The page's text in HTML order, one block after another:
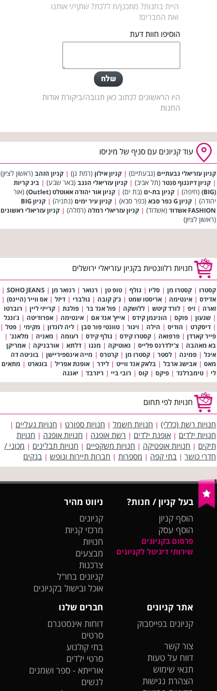
היית בחנות? מתכנן/ת ללכת? שתף/י אותנו
ואת החברים!
הוסיפו חוות דעת
היו הראשונים לכתוב כאן תגובה/ביקורת אודות
החנות
עוד קניונים עם סניף של מיניסו
קניון עזריאלי גבעתיים (גבעתיים) | קניון אילון (רמת גן) | קניון הזהב (ראשון לציון)
| קניון דיזנגוף סנטר (תל אביב) | קניון עזריאלי הנגב (באר שבע) | ביג קריות
(BIG)
(חיפה) | קניון בת-ים (בת ים) | קניון אור יהודה אאוטלט (Outlet)
(אור
יהודה) | קניון G כפר סבא (כפר סבא) | קניון עיר ימים (נתניה) |
קניון BIG
FASHION אשדוד
(אשדוד) | קניון עזריאלי רמלה (רמלה) | קניון עזריאלי ראשונים
(ראשון לציון)
חנויות רלוונטיות בקניון עזריאלי ירושלים
קסטרו | קסטרו מן | סליו | גולף | טופ טן | רנואר | רנואר מן |
SOHO JEANS
|
אדידס | אינטימה | אריסטו שמט | ג'ק קובה | גולברי | דיזל | אס ווייר (היינס) |
זארה | זיפ | לורד קיטש | ללושקה | פול אנד בר | פולגת | קרייזי ליין | רוברטו
| שגעון | פוקס | הוניגמן קידס | אייץ' אנד אם | אינטימה | אפרודיטה | ג'ונגל
| דיסקרט | הודיס | הילה | ויגור | טוונטי פור סבן | ליה לונדון | מקימי | פטל |
פייר קארדן | פרפואה | קסטרו קידס | גולף קידס | רעומה | מאניה | מלאנג' |
בא מאהבה | צ'ילדרנס פלייס | נאוטיקה | מנגו | דלתא | אורבניקה | אמריקן
איגל | פמינה | לסטר | קסטרו מן | קרטרס | מייה אינספיריישן | בוניטה דה
מאס | אבישג ארבל | בלאק אנד ווייט | לידר | אופנת אפריל | בוגארט | מתאים
לי | טימברלנד | פיקס | קוס | רובי ביי | ריזרבד | יאנגה
חנויות לפי תחום
חנויות רשת (כללי) | חנויות חשמל | חנויות ספורט | חנויות נעליים |
חנויות ילדים | אופנת ילדים | רשת אופנה | חנויות אופנה | חנויות
תיקים | חנויות אופטיקה | חנויות משקפיים | חנויות תבלינים | מכוני /
חדרי כושר | בתי קפה | מספרות | חברות תיירות ונופש | בנקים
בעל קניון / חנות?
הוסף קניון
הוסף עסק
פרסום בקניונים
שירותי דיגיטל לקניונים
ניווט מהיר
קניונים
מרכזי קניות
חנויות
מבצעים
צרכנות
קניונים בחו"ל
אוכל ובישול בקניונים
אתר קניונים
קניונים בפייסבוק
צור קשר
דווח על טעות
תנאי שימוש
הצהרת נגישות
חברים שלנו
דוחות אינסטגרם
סרטים
בתי קולנוע
סרטי ילדים
אורייתא - ספר ושמנים
לנשים